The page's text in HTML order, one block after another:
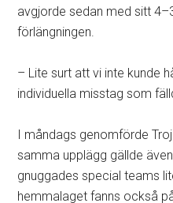
avgjorde sedan med sitt
förlängningen.
– Lite surt att vi inte kunde
individuella misstag som
I måndags genomförde
samma upplägg gällde
gnuggades special teams
hemmalaget fanns också